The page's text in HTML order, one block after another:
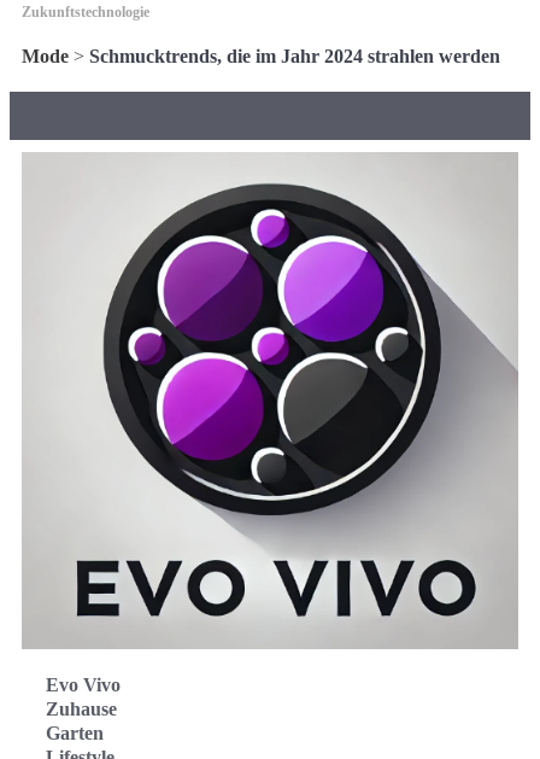
Zukunftstechnologie
Mode > Schmucktrends, die im Jahr 2024 strahlen werden
Evo Vivo
Zuhause
Garten